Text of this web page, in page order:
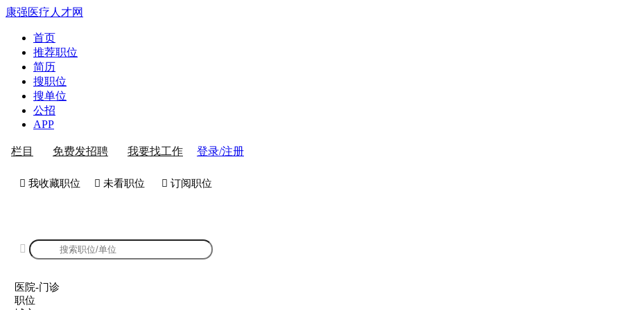
康强医疗人才网
首页
推荐职位
简历
搜职位
搜单位
公招
APP
栏目 免费发招聘 我要找工作 登录/注册
 我收藏职位  未看职位  订阅职位

医院-门诊
职位